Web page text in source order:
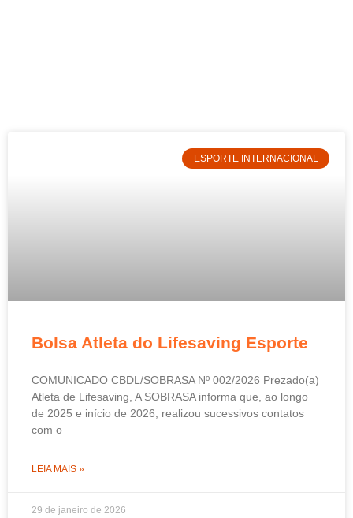
ESPORTE INTERNACIONAL
Bolsa Atleta do Lifesaving Esporte
COMUNICADO CBDL/SOBRASA Nº 002/2026 Prezado(a)
Atleta de Lifesaving, A SOBRASA informa que, ao longo
de 2025 e início de 2026, realizou sucessivos contatos
com o
LEIA MAIS »
29 de janeiro de 2026